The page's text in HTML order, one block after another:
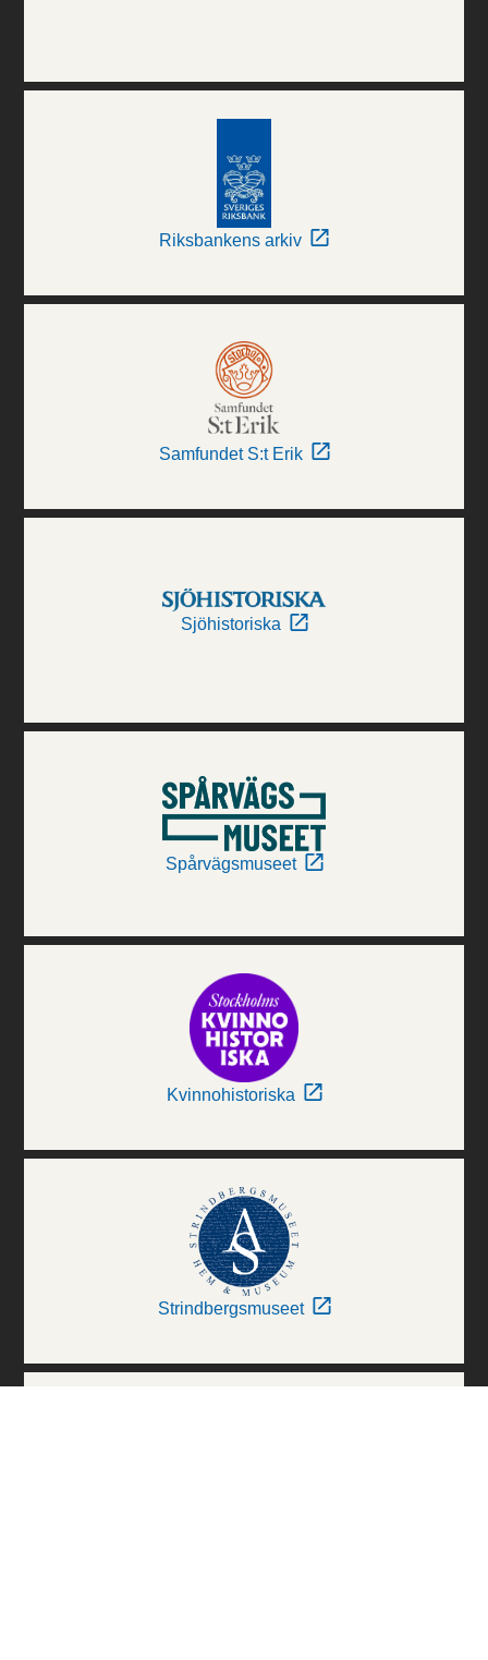
Riksbankens arkiv
Samfundet S:t Erik
Sjöhistoriska
Spårvägsmuseet
Kvinnohistoriska
Strindbergsmuseet